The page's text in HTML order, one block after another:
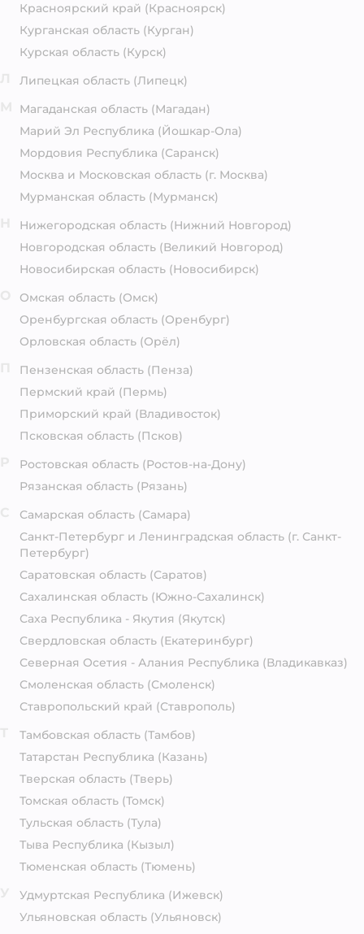
Красноярский край (Красноярск)
Курганская область (Курган)
Курская область (Курск)
Липецкая область (Липецк)
Магаданская область (Магадан)
Марий Эл Республика (Йошкар-Ола)
Мордовия Республика (Саранск)
Москва и Московская область (г. Москва)
Мурманская область (Мурманск)
Нижегородская область (Нижний Новгород)
Новгородская область (Великий Новгород)
Новосибирская область (Новосибирск)
Омская область (Омск)
Оренбургская область (Оренбург)
Орловская область (Орёл)
Пензенская область (Пенза)
Пермский край (Пермь)
Приморский край (Владивосток)
Псковская область (Псков)
Ростовская область (Ростов-на-Дону)
Рязанская область (Рязань)
Самарская область (Самара)
Санкт-Петербург и Ленинградская область (г. Санкт-
Петербург)
Саратовская область (Саратов)
Сахалинская область (Южно-Сахалинск)
Саха Республика - Якутия (Якутск)
Свердловская область (Екатеринбург)
Северная Осетия - Алания Республика (Владикавказ)
Смоленская область (Смоленск)
Ставропольский край (Ставрополь)
Тамбовская область (Тамбов)
Татарстан Республика (Казань)
Тверская область (Тверь)
Томская область (Томск)
Тульская область (Тула)
Тыва Республика (Кызыл)
Тюменская область (Тюмень)
Удмуртская Республика (Ижевск)
Ульяновская область (Ульяновск)